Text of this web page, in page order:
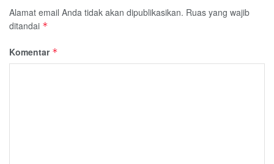
Alamat email Anda tidak akan dipublikasikan. Ruas yang wajib
ditandai *
Komentar *